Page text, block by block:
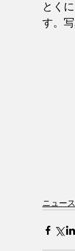
とく
す。
ニュース